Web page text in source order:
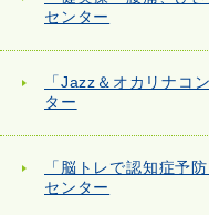
センター
「Jazz＆オカリナコ
ター
「脳トレで認知症予
センター